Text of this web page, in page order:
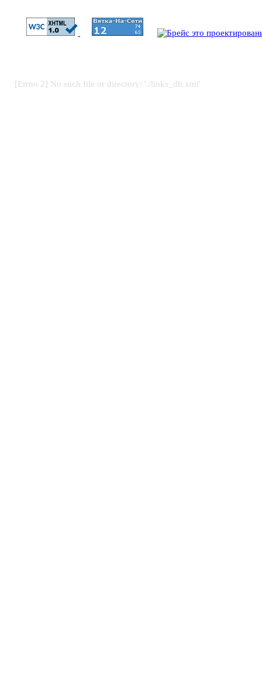
[Errno 2] No such file or directory: './links_db.xml'